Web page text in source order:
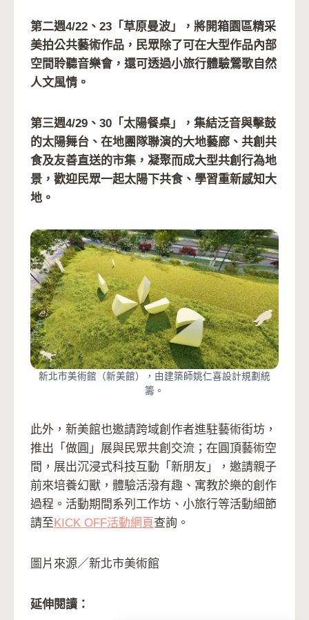
第二週4/22、23「草原曼波」，將開箱園區精采
美拍公共藝術作品，民眾除了可在大型作品內部
空間聆聽音樂會，還可透過小旅行體驗鶯歌自然
人文風情。
第三週4/29、30「太陽餐桌」，集結泛音與擊鼓
的太陽舞台、在地團隊聯演的大地藝廊、共創共
食及友善直送的市集，凝聚而成大型共創行為地
景，歡迎民眾一起太陽下共食、學習重新感知大
地。
新北市美術館（新美館），由建築師姚仁喜設計規劃統
籌。
此外，新美館也邀請跨域創作者進駐藝術街坊，
推出「做圓」展與民眾共創交流；在圓頂藝術空
間，展出沉浸式科技互動「新朋友」，邀請親子
前來培養幻獸，體驗活潑有趣、寓教於樂的創作
過程。活動期間系列工作坊、小旅行等活動細節
請至 KICK OFF活動網頁查詢。
圖片來源／新北市美術館
延伸閱讀：